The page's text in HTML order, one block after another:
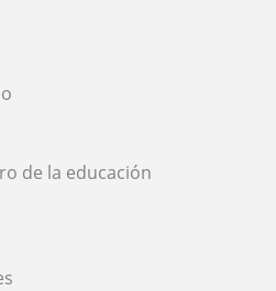
de la educación